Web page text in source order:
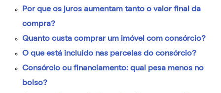
Por que os juros aumentam tanto o valor final da
compra?
Quanto custa comprar um imóvel com consórcio?
O que está incluído nas parcelas do consórcio?
Consórcio ou financiamento: qual pesa menos no
bolso?